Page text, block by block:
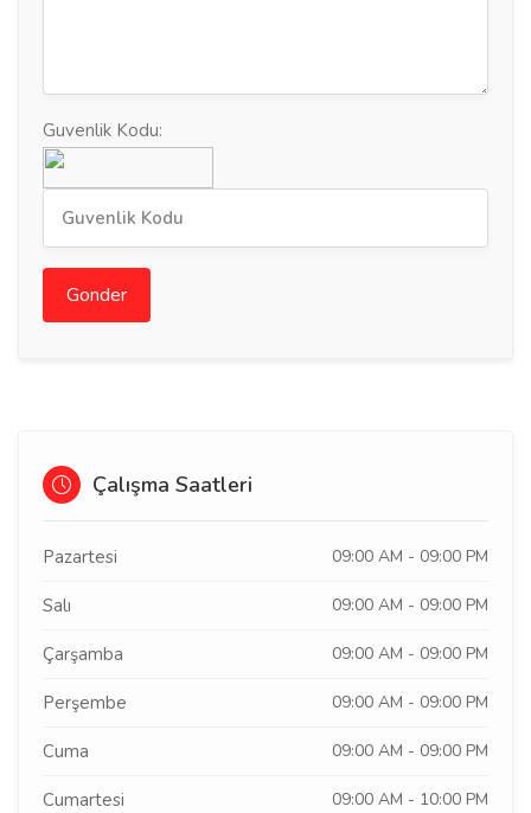
Guvenlik Kodu:
Gonder
Çalışma Saatleri
Pazartesi 09:00 AM - 09:00 PM
Salı 09:00 AM - 09:00 PM
Çarşamba 09:00 AM - 09:00 PM
Perşembe 09:00 AM - 09:00 PM
Cuma 09:00 AM - 09:00 PM
Cumartesi 09:00 AM - 10:00 PM